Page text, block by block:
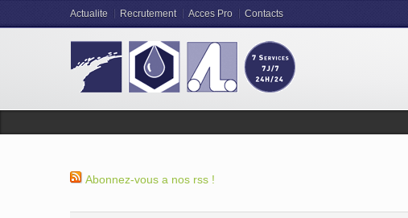
Actualite Recrutement Acces Pro Contacts
Abonnez-vous a nos rss !